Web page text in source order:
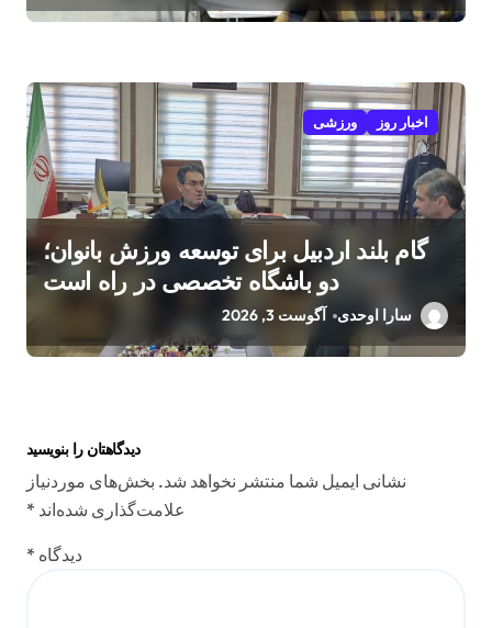
اخبار روز ورزشی
گام بلند اردبیل برای توسعه ورزش بانوان؛
دو باشگاه تخصصی در راه است
سارا اوحدی آگوست 3, 2026
دیدگاهتان را بنویسید
نشانی ایمیل شما منتشر نخواهد شد. بخش‌های موردنیاز
علامت‌گذاری شده‌اند *
دیدگاه *